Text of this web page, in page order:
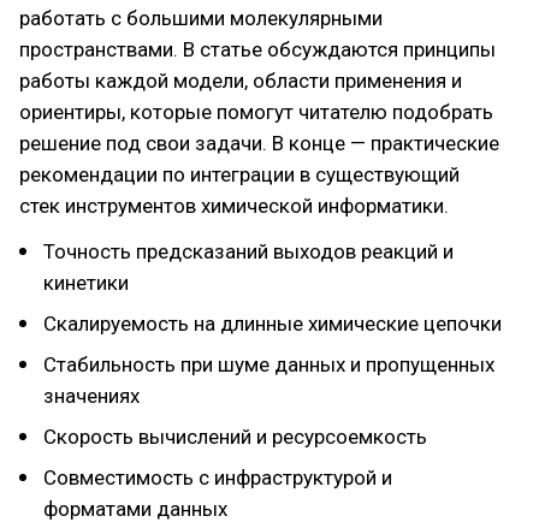
работать с большими молекулярными
пространствами. В статье обсуждаются принципы
работы каждой модели, области применения и
ориентиры, которые помогут читателю подобрать
решение под свои задачи. В конце — практические
рекомендации по интеграции в существующий
стек инструментов химической информатики.
Точность предсказаний выходов реакций и
кинетики
Скалируемость на длинные химические цепочки
Стабильность при шуме данных и пропущенных
значениях
Скорость вычислений и ресурсоемкость
Совместимость с инфраструктурой и
форматами данных